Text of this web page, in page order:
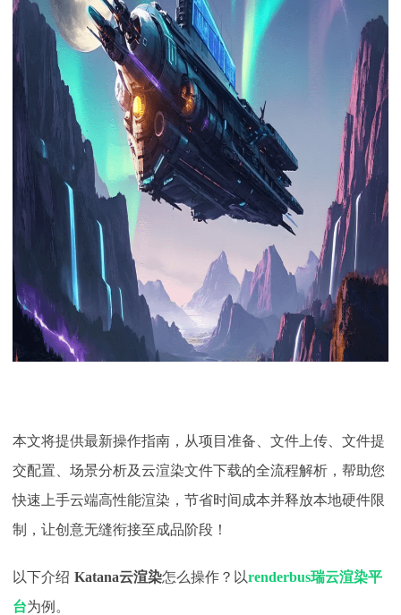
登录
本文将提供最新操作指南，从项目准备、文件上传、 文件提
交配置、场景分析及云渲染文件下载的全流程解析，帮助您
快速上手云端高性能渲染，节省时间成本并释放本地硬件限
制，让创意无缝衔接至成品阶段！
以下介绍 Katana云渲染怎么操作？以renderbus瑞云渲染平
台为例。